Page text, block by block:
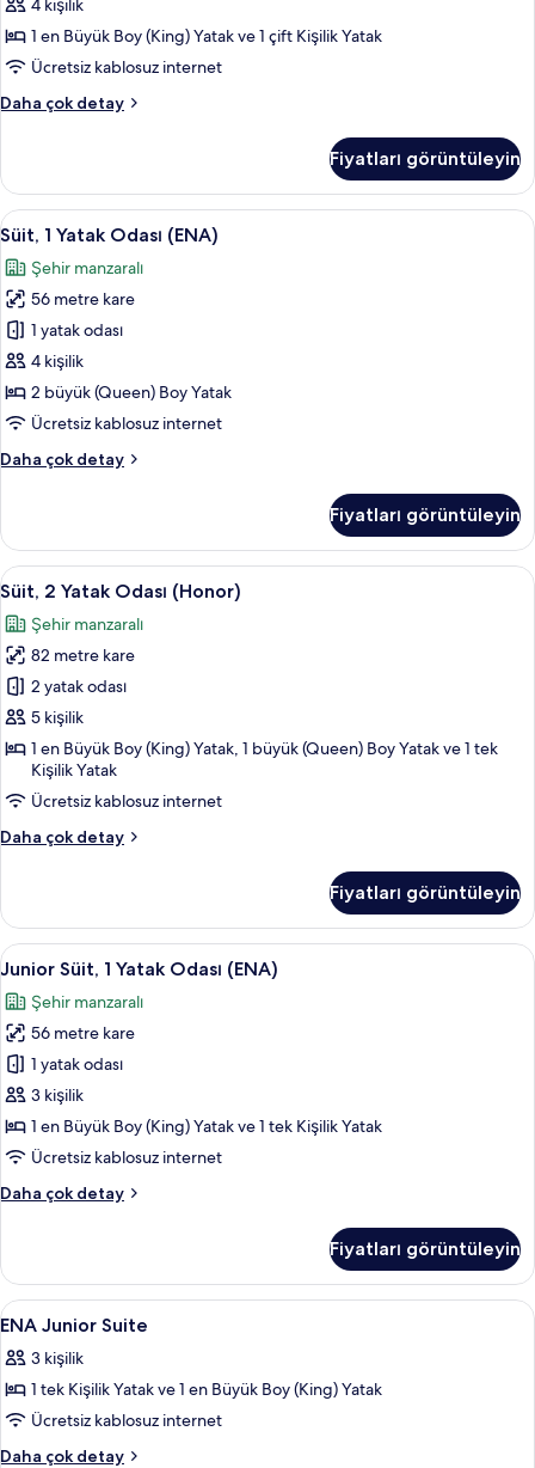
fotoğrafları
görün
4 kişilik
1 en Büyük Boy (King) Yatak ve 1 çift Kişilik Yatak
Ücretsiz kablosuz internet
Daha çok detay
Family
fazla
detay
Fiyatları görüntüleyin
Süit,
1
Yatak
Odası
(ENA)
için
tüm
fotoğrafları
Süit, 1 Yatak Odası (ENA) | Odada
7
Süit, 1 Yatak Odası (ENA)
Şehir manzaralı
56 metre kare
1 yatak odası
4 kişilik
2 büyük (Queen) Boy Yatak
Ücretsiz kablosuz internet
Daha çok detay
Süit,
(ENA)
hakkında
daha
detay
Fiyatları görüntüleyin
Süit,
2
Yatak
Odası
(Honor)
için
tüm
fotoğrafları
görün
Süit, 2 Yatak Odası (Honor) | Odada
5
Süit, 2 Yatak Odası (Honor)
Şehir manzaralı
82 metre kare
2 yatak odası
5 kişilik
1 en Büyük Boy (King) Yatak, 1 büyük (Queen) Boy Yatak ve 1 tek
Kişilik Yatak
Ücretsiz kablosuz internet
Daha çok detay
Süit,
(Honor)
hakkında
daha
detay
Fiyatları görüntüleyin
Junior
Süit,
1
Yatak
Odası
(ENA)
için
tüm
görün
Junior Süit, 1 Yatak Odası (ENA) |
7
Junior Süit, 1 Yatak Odası (ENA)
Şehir manzaralı
56 metre kare
1 yatak odası
3 kişilik
1 en Büyük Boy (King) Yatak ve 1 tek Kişilik Yatak
Ücretsiz kablosuz internet
Daha çok detay
Junior
Odası
(ENA)
hakkında
fazla
detay
Fiyatları görüntüleyin
ENA
Junior
Suite
için
tüm
fotoğrafları
Odada kasa, masa, güneşlik/perde, ses
7
ENA Junior Suite
3 kişilik
1 tek Kişilik Yatak ve 1 en Büyük Boy (King) Yatak
Ücretsiz kablosuz internet
Daha çok detay
ENA